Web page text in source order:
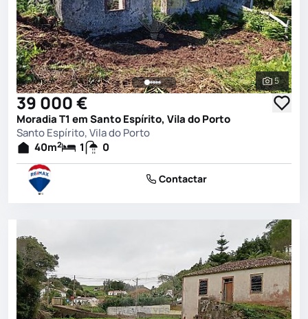
Ver
5
39 000 €
Moradia T1 em Santo Espírito, Vila do Porto
Santo Espírito, Vila do Porto
40m2 1 0
Contactar